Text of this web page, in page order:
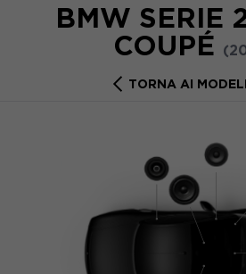
BMW SERIE
COUPÉ
TORNA AI